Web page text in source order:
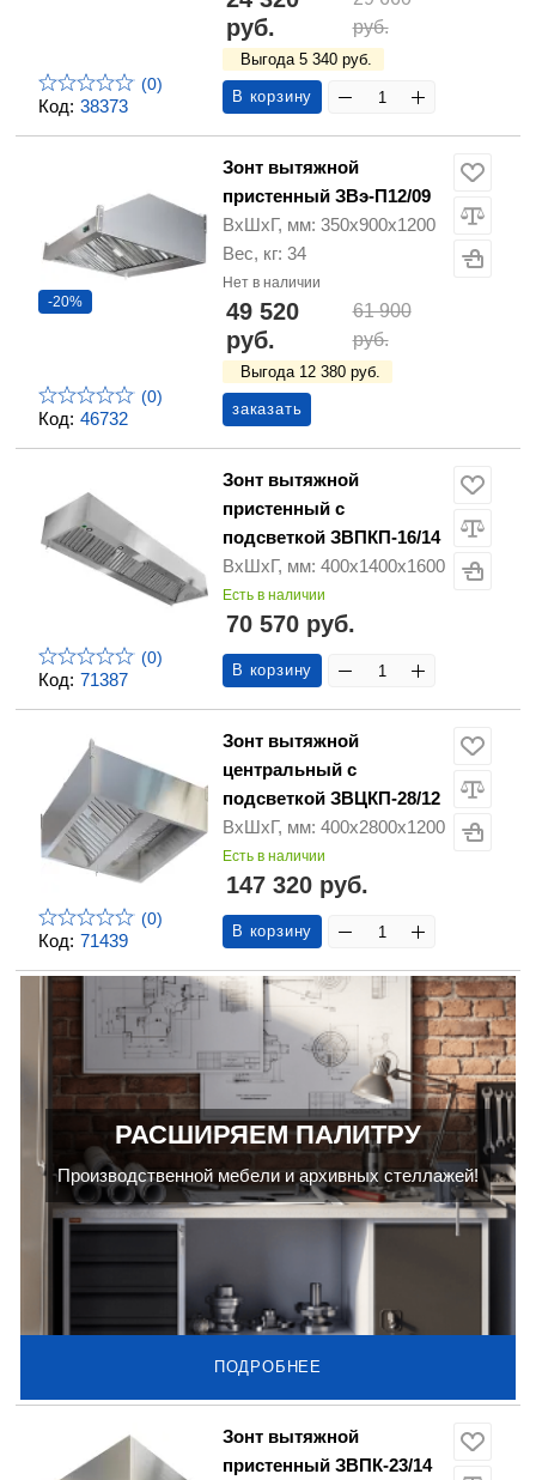
Код: 38373
(0)
руб.
руб.
Выгода 5 340 руб.
В корзину
Код: 46732
-20%
(0)
Зонт вытяжной
пристенный ЗВэ-П12/09
ВхШхГ, мм: 350х900х1200
Вес, кг: 34
Нет в наличии
49 520
руб.
61 900
руб.
Выгода 12 380 руб.
заказать
Код: 71387
(0)
Зонт вытяжной
пристенный с
подсветкой ЗВПКП-16/14
ВхШхГ, мм: 400х1400х1600
Есть в наличии
70 570 руб.
В корзину
Код: 71439
(0)
Зонт вытяжной
центральный с
подсветкой ЗВЦКП-28/12
ВхШхГ, мм: 400х2800х1200
Есть в наличии
147 320 руб.
В корзину
РАСШИРЯЕМ ПАЛИТРУ
Производственной мебели и архивных стеллажей!
ПОДРОБНЕЕ
Зонт вытяжной
пристенный ЗВПК-23/14